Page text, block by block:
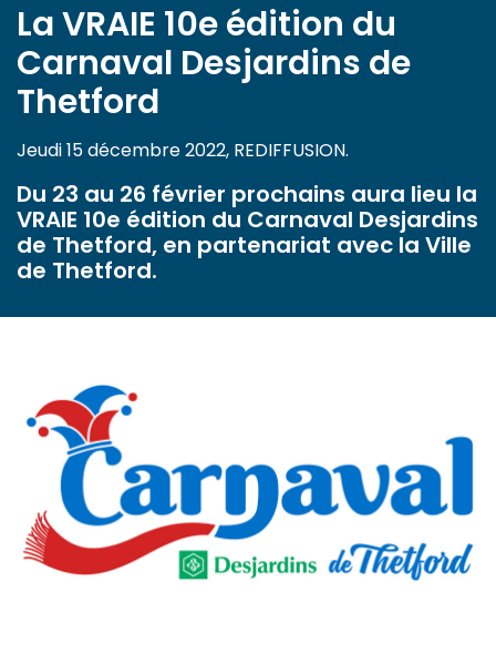
La VRAIE 10e édition du
Carnaval Desjardins de
Thetford
Jeudi 15 décembre 2022, REDIFFUSION.
Du 23 au 26 février prochains aura lieu la
VRAIE 10e édition du Carnaval Desjardins
de Thetford, en partenariat avec la Ville
de Thetford.